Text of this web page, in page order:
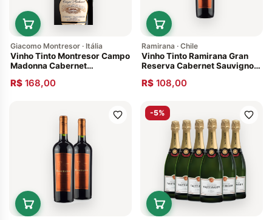
Giacomo Montresor · Itália
Vinho Tinto Montresor Campo
Madonna Cabernet
R$ 168,00
Ramirana · Chile
Vinho Tinto Ramirana Gran
Reserva Cabernet Sauvignon
R$ 108,00
-5%